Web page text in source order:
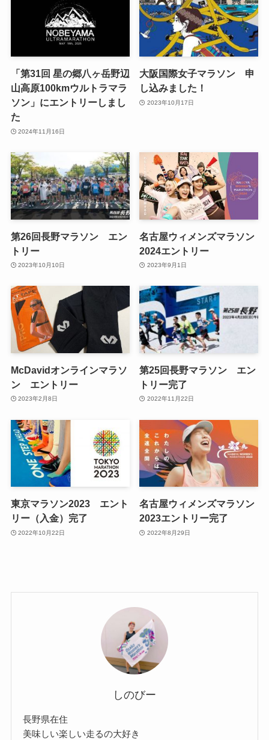
「第31回 星の郷八ヶ岳野辺
山高原100kmウルトラマラ
ソン」にエントリーしまし
た
2024年11月16日
大阪国際女子マラソン 申
し込みました！
2023年10月17日
第26回長野マラソン エン
トリー
2023年10月10日
名古屋ウィメンズマラソン
2024エントリー
2023年9月1日
McDavidオンラインマラソ
ン エントリー
2023年2月8日
第25回長野マラソン エン
トリー完了
2022年11月22日
東京マラソン2023 エント
リー（入金）完了
2022年10月22日
名古屋ウィメンズマラソン
2023エントリー完了
2022年8月29日
しのびー
長野県在住
美味しい楽しい走るの大好き